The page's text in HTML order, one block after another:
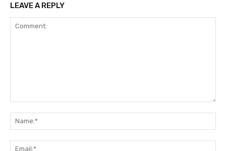
LEAVE A REPLY